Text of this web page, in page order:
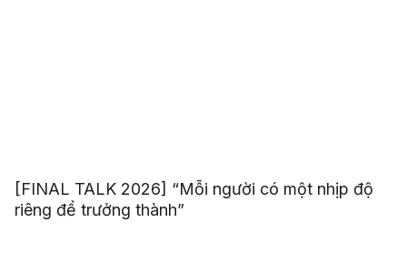
[FINAL TALK 2026] “Mỗi người có một nhịp độ
riêng để trưởng thành”